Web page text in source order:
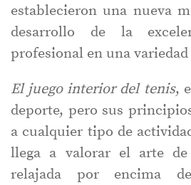
establecieron una nueva
desarrollo de la
profesional en una
El juego interior del tenis,
deporte, pero sus
a cualquier tipo de
llega a valorar el arte
relajada por encima